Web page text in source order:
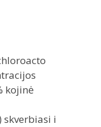
kojinė
skverbiasi i